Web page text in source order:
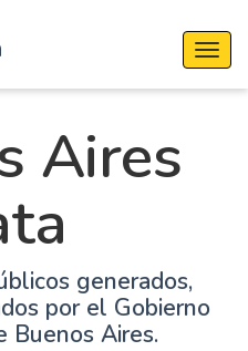
Aires
generados,
por el Gobierno
Buenos Aires.